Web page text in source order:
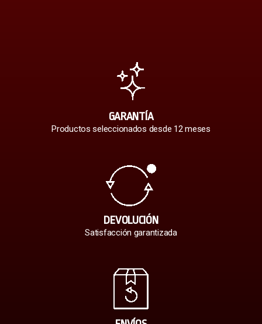
GARANTÍA
Productos seleccionados desde 12 meses
DEVOLUCIÓN
Satisfacción garantizada